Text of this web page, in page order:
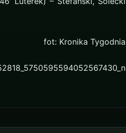
fot: Kronika Tygodnia